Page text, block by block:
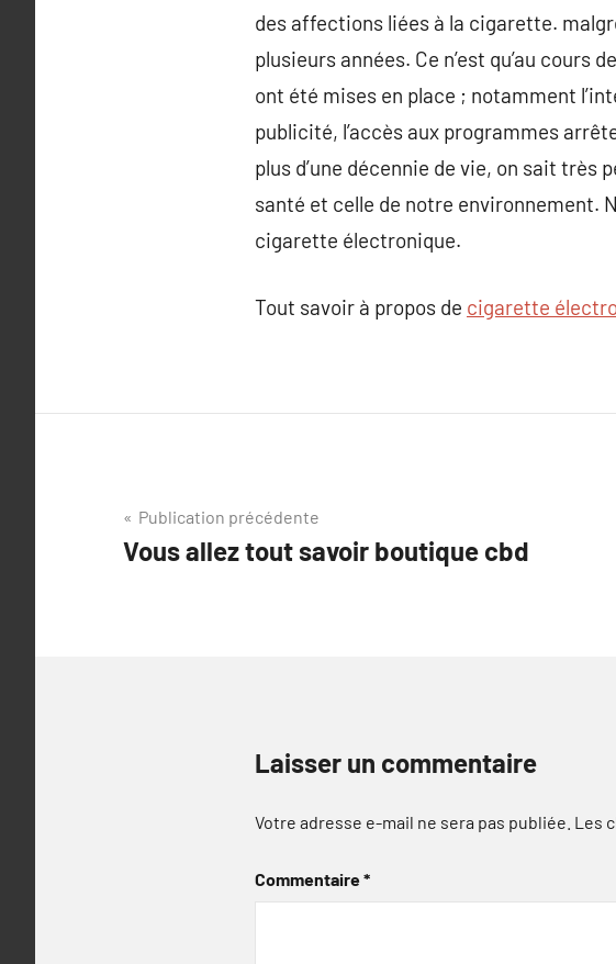
des affections liées à la cigarette.
plusieurs années. Ce n’est qu’au
ont été mises en place ; notamment
publicité, l’accès aux programmes
plus d’une décennie de vie, on sait
santé et celle de notre environnement.
cigarette électronique.
Tout savoir à propos de cigarette
Navigation
de
Publication précédente
Vous allez tout savoir boutique cbd
Laisser un commentaire
Votre adresse e-mail ne sera pas publiée. Les
Commentaire*